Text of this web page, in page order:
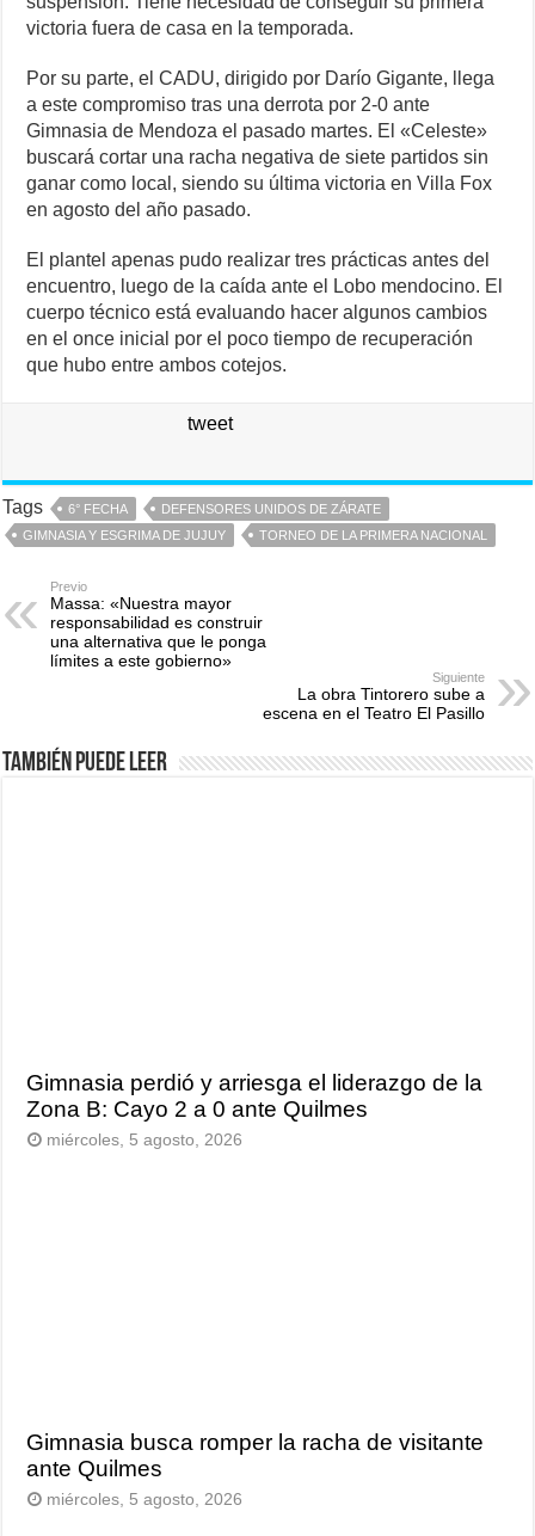
victoria fuera de casa en la temporada.
Por su parte, el CADU, dirigido por Darío Gigante, llega
a este compromiso tras una derrota por 2-0 ante
Gimnasia de Mendoza el pasado martes. El «Celeste»
buscará cortar una racha negativa de siete partidos sin
ganar como local, siendo su última victoria en Villa Fox
en agosto del año pasado.
El plantel apenas pudo realizar tres prácticas antes del
encuentro, luego de la caída ante el Lobo mendocino. El
cuerpo técnico está evaluando hacer algunos cambios
en el once inicial por el poco tiempo de recuperación
que hubo entre ambos cotejos.
tweet
Tags 6° FECHA
DEFENSORES UNIDOS DE ZÁRATE
GIMNASIA Y ESGRIMA DE JUJUY
TORNEO DE LA PRIMERA NACIONAL
Previo
Massa: «Nuestra mayor
responsabilidad es construir
una alternativa que le ponga
límites a este gobierno»
Siguiente
La obra Tintorero sube a
escena en el Teatro El Pasillo
También puede leer
Gimnasia perdió y arriesga el liderazgo de la
Zona B: Cayo 2 a 0 ante Quilmes
miércoles, 5 agosto, 2026
Gimnasia busca romper la racha de visitante
ante Quilmes
miércoles, 5 agosto, 2026